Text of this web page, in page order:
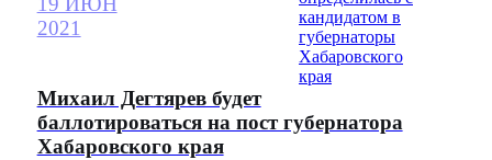
2021
Михаил Дегтярев будет
баллотироваться на пост губернатора
Хабаровского края